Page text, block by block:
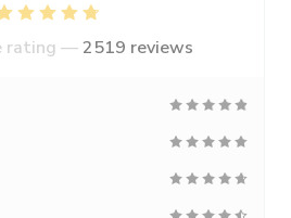
rating —2519 reviews